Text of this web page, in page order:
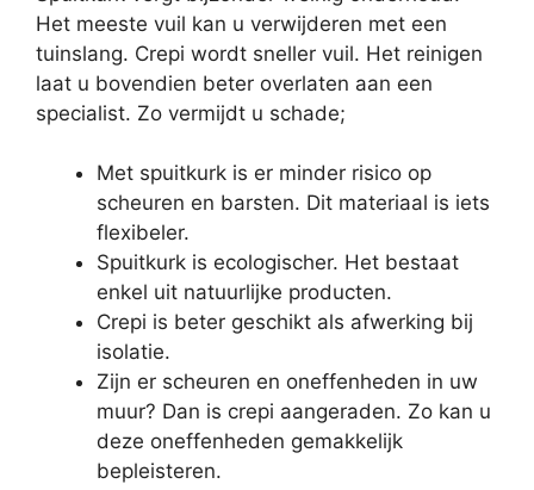
Het meeste vuil kan u verwijderen met een
tuinslang. Crepi wordt sneller vuil. Het reinigen
laat u bovendien beter overlaten aan een
specialist. Zo vermijdt u schade;
Met spuitkurk is er minder risico op
scheuren en barsten. Dit materiaal is iets
flexibeler.
Spuitkurk is ecologischer. Het bestaat
enkel uit natuurlijke producten.
Crepi is beter geschikt als afwerking bij
isolatie.
Zijn er scheuren en oneffenheden in uw
muur? Dan is crepi aangeraden. Zo kan u
deze oneffenheden gemakkelijk
bepleisteren.